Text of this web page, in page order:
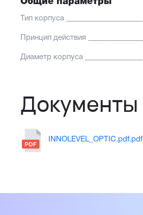
Тип корпуса
Принцип действия
Диаметр корпуса
Документы
INNOLEVEL_OPTIC.pdf.pdf